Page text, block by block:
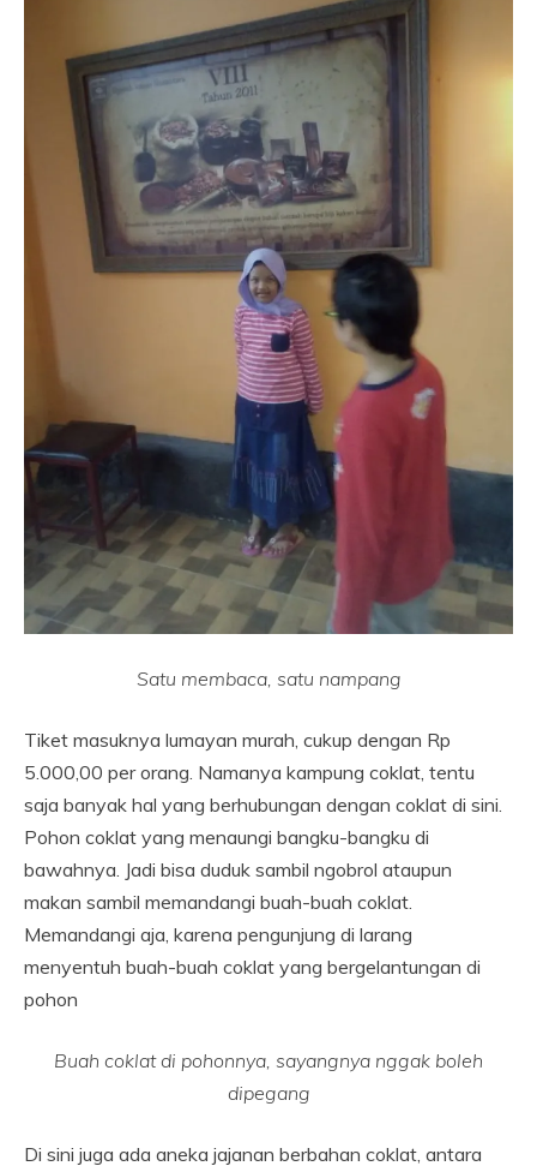
Satu membaca, satu nampang
Tiket masuknya lumayan murah, cukup dengan Rp
5.000,00 per orang. Namanya kampung coklat, tentu
saja banyak hal yang berhubungan dengan coklat di sini.
Pohon coklat yang menaungi bangku-bangku di
bawahnya. Jadi bisa duduk sambil ngobrol ataupun
makan sambil memandangi buah-buah coklat.
Memandangi aja, karena pengunjung di larang
menyentuh buah-buah coklat yang bergelantungan di
pohon
Buah coklat di pohonnya, sayangnya nggak boleh
dipegang
Di sini juga ada aneka jajanan berbahan coklat, antara